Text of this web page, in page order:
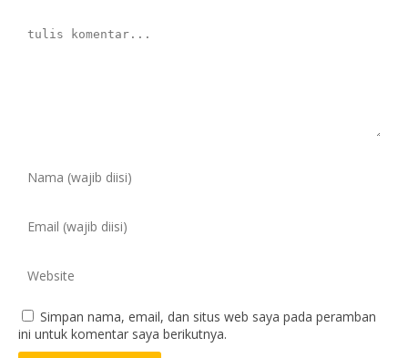
Simpan nama, email, dan situs web saya pada peramban
ini untuk komentar saya berikutnya.